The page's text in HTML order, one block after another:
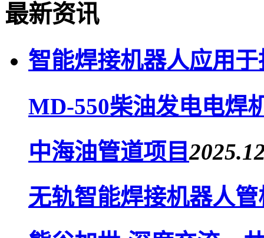
最新资讯
智能焊接机器人应用
MD-550柴油发电电焊
中海油管道项目
无轨智能焊接机器人